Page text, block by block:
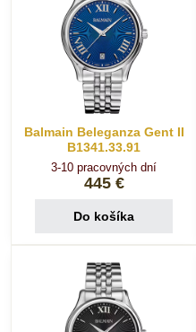
Balmain Beleganza Gent II
B1341.33.91
3-10 pracovných dní
445 €
Do košíka